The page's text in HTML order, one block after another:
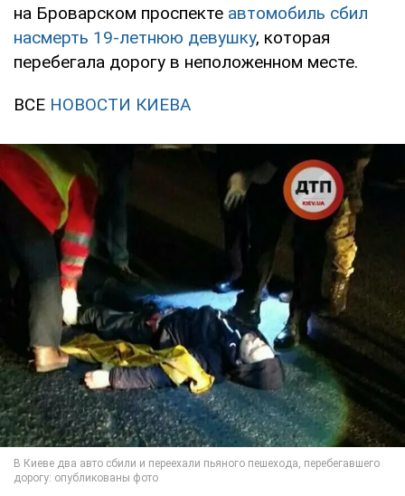
на Броварском проспекте автомобиль сбил
насмерть 19-летнюю девушку, которая
перебегала дорогу в неположенном месте.
ВСЕ НОВОСТИ КИЕВА